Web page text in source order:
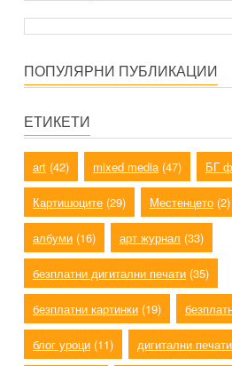
ПОПУЛЯРНИ ПУБЛИКАЦИИ
ЕТИКЕТИ
art (42) mixed media (47) БГ
Картишоците (29) Местенцето (2)
албуми (16) арт журнал (33)
безплатни дигитални печати (35)
безплатни картинки (19)
блог уроци (11) дигитални печати